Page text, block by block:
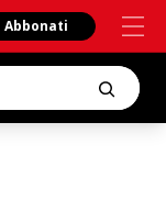
Abbonati